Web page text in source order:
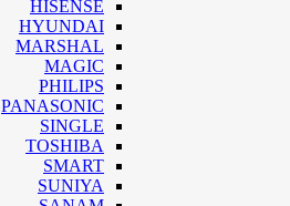
HISENSE
HYUNDAI
MARSHAL
MAGIC
PHILIPS
PANASONIC
SINGLE
TOSHIBA
SMART
SUNIYA